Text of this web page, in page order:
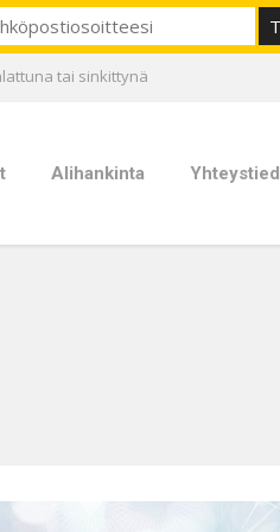
tai sinkittynä
Alihankinta